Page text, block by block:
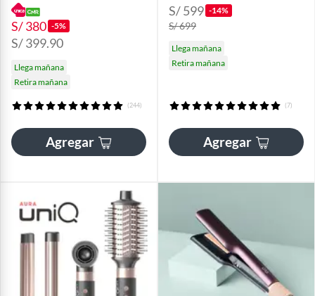
S/ 380 -5%
S/ 399.90
Llega mañana
Retira mañana
(244)
Agregar
S/ 599 -14%
S/ 699
Llega mañana
Retira mañana
(7)
Agregar